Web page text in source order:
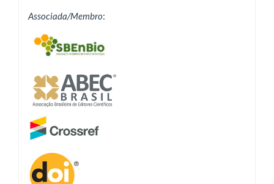
Associada/Membro: